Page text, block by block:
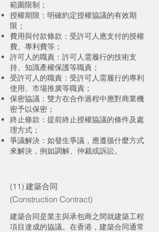
範圍限制；
授權期限：明確約定授權協議的有效期
限；
費用與付款條款：受許可人應支付的授權
費、專利費等；
許可人的職責：許可人需履行的技術支
持、知識產權保護等職責；
受許可人的職責：受許可人需履行的專利
使用、市場推廣等職責；
保密協議：雙方在合作過程中應對商業機
密予以保密；
終止條款：提前終止授權協議的條件及處
理方式；
爭議解決：如發生爭議，應遵循什麼方式
來解決，例如調解、仲裁或訴訟。
(11) 建築合同
(Construction Contract)
建築合同是業主與承包商之間就建築工程
項目達成的協議。在香港，建築合同通常